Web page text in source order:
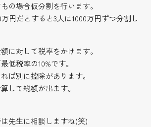
の場合仮分割を行います。
円だとすると3人に1000万円ずつ分割し
に対して税率をかけます。
低税率の10%です。
ば別に控除があります。
して総額が出ます。
先生に相談しますね(笑)